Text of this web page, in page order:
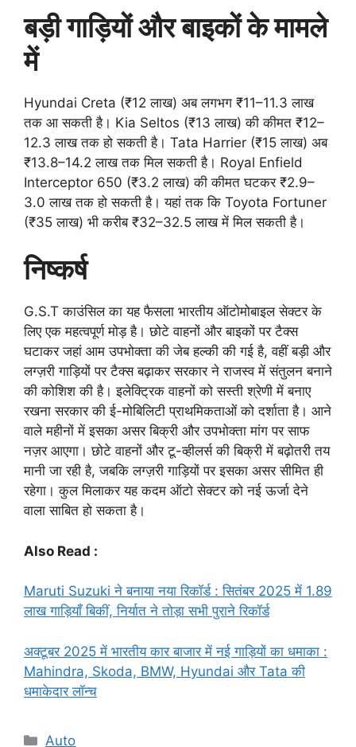
बड़ी गाड़ियों और बाइकों के मामले
में
Hyundai Creta (₹12 लाख) अब लगभग ₹11–11.3 लाख
तक आ सकती है। Kia Seltos (₹13 लाख) की कीमत ₹12–
12.3 लाख तक हो सकती है। Tata Harrier (₹15 लाख) अब
₹13.8–14.2 लाख तक मिल सकती है। Royal Enfield
Interceptor 650 (₹3.2 लाख) की कीमत घटकर ₹2.9–
3.0 लाख तक हो सकती है। यहां तक कि Toyota Fortuner
(₹35 लाख) भी करीब ₹32–32.5 लाख में मिल सकती है।
निष्कर्ष
G.S.T काउंसिल का यह फैसला भारतीय ऑटोमोबाइल सेक्टर के
लिए एक महत्वपूर्ण मोड़ है। छोटे वाहनों और बाइकों पर टैक्स
घटाकर जहां आम उपभोक्ता की जेब हल्की की गई है, वहीं बड़ी और
लग्ज़री गाड़ियों पर टैक्स बढ़ाकर सरकार ने राजस्व में संतुलन बनाने
की कोशिश की है। इलेक्ट्रिक वाहनों को सस्ती श्रेणी में बनाए
रखना सरकार की ई-मोबिलिटी प्राथमिकताओं को दर्शाता है। आने
वाले महीनों में इसका असर बिक्री और उपभोक्ता मांग पर साफ
नज़र आएगा। छोटे वाहनों और टू-व्हीलर्स की बिक्री में बढ़ोतरी तय
मानी जा रही है, जबकि लग्ज़री गाड़ियों पर इसका असर सीमित ही
रहेगा। कुल मिलाकर यह कदम ऑटो सेक्टर को नई ऊर्जा देने
वाला साबित हो सकता है।
Also Read :
Maruti Suzuki ने बनाया नया रिकॉर्ड : सितंबर 2025 में 1.89
लाख गाड़ियाँ बिकीं, निर्यात ने तोड़ा सभी पुराने रिकॉर्ड
अक्टूबर 2025 में भारतीय कार बाजार में नई गाड़ियों का धमाका :
Mahindra, Skoda, BMW, Hyundai और Tata की
धमाकेदार लॉन्च
Categories
Auto